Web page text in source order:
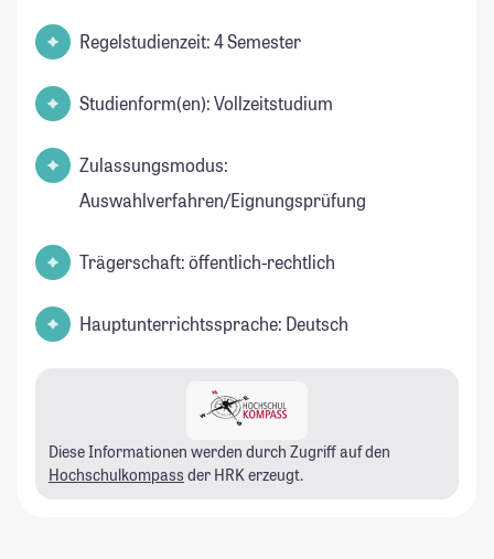
Regelstudienzeit: 4 Semester
Studienform(en): Vollzeitstudium
Zulassungsmodus:
Auswahlverfahren/Eignungsprüfung
Trägerschaft: öffentlich-rechtlich
Hauptunterrichtssprache: Deutsch
Diese Informationen werden durch Zugriff auf den
Hochschulkompass der HRK erzeugt.